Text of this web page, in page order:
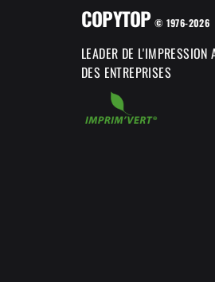
COPYTOP © 1976-2026
LEADER DE L'IMPRESSION
DES ENTREPRISES